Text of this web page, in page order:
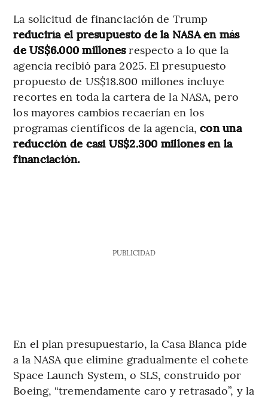
La solicitud de financiación de Trump
reduciría el presupuesto de la NASA en más
de US$6.000 millonesrespecto a lo que la
agencia recibió para 2025. El presupuesto
propuesto de US$18.800 millones incluye
recortes en toda la cartera de la NASA, pero
los mayores cambios recaerían en los
programas científicos de la agencia,con una
reducción de casi US$2.300 millones en la
financiación.
PUBLICIDAD
En el plan presupuestario, la Casa Blanca pide
a la NASA que elimine gradualmente el cohete
Space Launch System, o SLS, construido por
Boeing, “tremendamente caro y retrasado”, y la